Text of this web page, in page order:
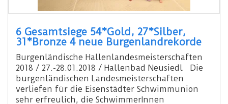
6 Gesamtsiege 54*Gold, 27*Silber,
31*Bronze 4 neue Burgenlandrekorde
Burgenländische Hallenlandesmeisterschaften
2018 / 27.-28.01.2018 / Hallenbad Neusiedl Die
burgenländischen Landesmeisterschaften
verliefen für die Eisenstädter Schwimmunion
sehr erfreulich, die SchwimmerInnen